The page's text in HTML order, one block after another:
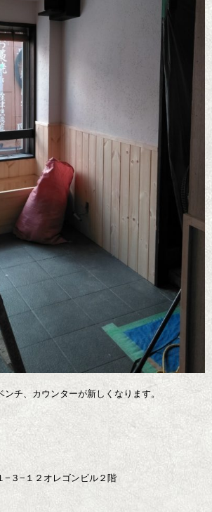
チ、カウンターが新しくなります。
−３−１２オレゴンビル２階